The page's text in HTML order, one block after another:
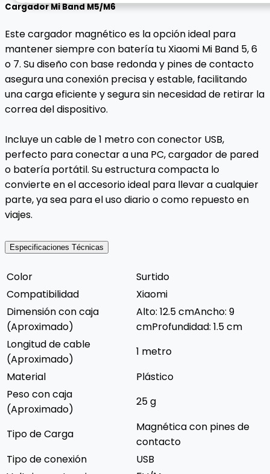
Cargador Mi Band M5/M6
Este cargador magnético es la opción ideal para
mantener siempre con batería tu Xiaomi Mi Band 5, 6
o 7. Su diseño con base redonda y pines de contacto
asegura una conexión precisa y estable, facilitando
una carga eficiente y segura sin necesidad de retirar la
correa del dispositivo.
Incluye un cable de 1 metro con conector USB,
perfecto para conectar a una PC, cargador de pared
o batería portátil. Su estructura compacta lo
convierte en el accesorio ideal para llevar a cualquier
parte, ya sea para el uso diario o como repuesto en
viajes.
Especificaciones Técnicas
Color
Surtido
Compatibilidad
Xiaomi
Dimensión con caja
(Aproximado)
Alto: 12.5 cmAncho: 9
cmProfundidad: 1.5 cm
Longitud de cable
(Aproximado)
1 metro
Material
Plástico
Peso con caja
(Aproximado)
25 g
Tipo de Carga
Magnética con pines de
contacto
Tipo de conexión
USB